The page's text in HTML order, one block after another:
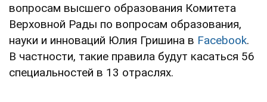
вопросам высшего образования Комитета
Верховной Рады по вопросам образования,
науки и инноваций Юлия Гришина в Facebook.
В частности, такие правила будут касаться 56
специальностей в 13 отраслях.